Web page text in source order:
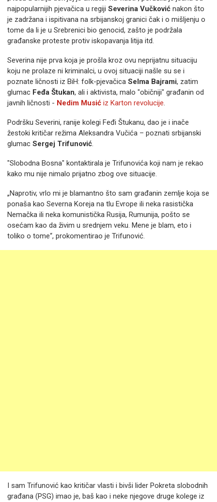
najpopularnijih pjevačica u regiji Severina Vučković nakon što
je zadržana i ispitivana na srbijanskoj granici čak i o mišljenju o
tome da li je u Srebrenici bio genocid, zašto je podržala
građanske proteste protiv iskopavanja litija itd.
Severina nije prva koja je prošla kroz ovu neprijatnu situaciju
koju ne prolaze ni kriminalci, u ovoj situaciji našle su se i
poznate ličnosti iz BiH: folk-pjevačica Selma Bajrami, zatim
glumac Feđa Štukan, ali i aktivista, malo "običniji" građanin od
javnih ličnosti - Nedim Musić iz Karton revolucije.
Podršku Severini, ranije kolegi Feđi Štukanu, dao je i inače
žestoki kritičar režima Aleksandra Vučića – poznati srbijanski
glumac Sergej Trifunović.
"Slobodna Bosna" kontaktirala je Trifunovića koji nam je rekao
kako mu nije nimalo prijatno zbog ove situacije.
„Naprotiv, vrlo mi je blamantno što sam građanin zemlje koja se
ponaša kao Severna Koreja na tlu Evrope ili neka rasistička
Nemačka ili neka komunistička Rusija, Rumunija, pošto se
osećam kao da živim u srednjem veku. Mene je blam, eto i
toliko o tome“, prokomentirao je Trifunović.
I sam Trifunović kao kritičar vlasti i bivši lider Pokreta slobodnih
građana (PSG) imao je, baš kao i neke njegove druge kolege iz